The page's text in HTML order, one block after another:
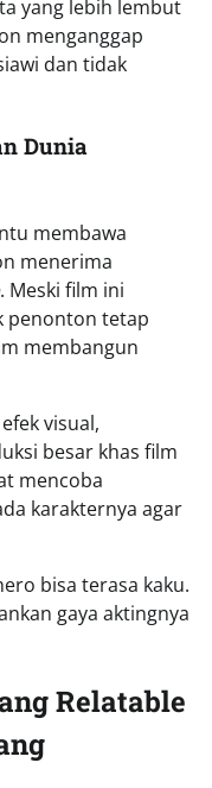
yang lebih lembut
menganggap
dan tidak
Dunia
membawa
menerima
. Meski film ini
penonton tetap
membangun
visual,
besar khas film
mencoba
karakternya agar
bisa terasa kaku.
gaya aktingnya
Relatable